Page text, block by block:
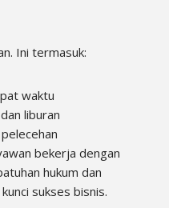
Ini termasuk:
waktu
liburan
bekerja dengan
hukum dan
sukses bisnis.